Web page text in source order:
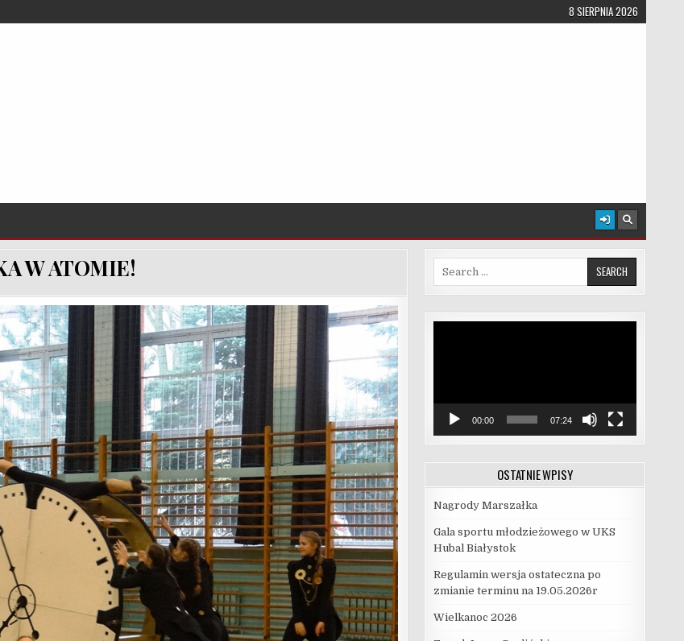
8 SIERPNIA 2026
W ATOMIE! Search for:
00:00 07:24
OSTATNIE WPISY
Nagrody Marszałka
Gala sportu młodzieżowego w UKS
Hubal Białystok
Regulamin wersja ostateczna po
zmianie terminu na 19.05.2026r
Wielkanoc 2026